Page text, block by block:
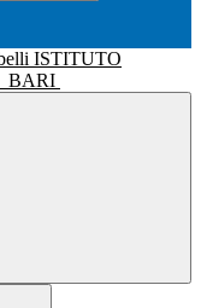
ISTITUTO
BARI